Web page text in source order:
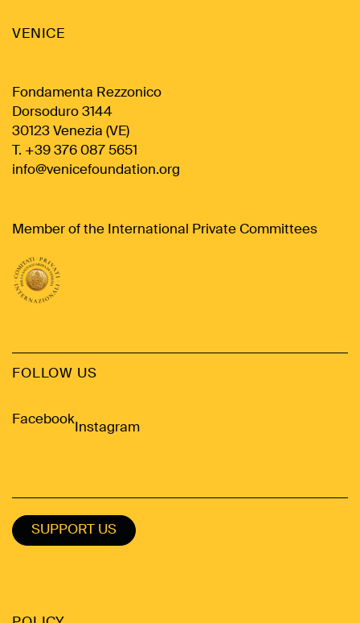
VENICE
Fondamenta Rezzonico
Dorsoduro 3144
30123 Venezia (VE)
T. +39 376 087 5651
info@venicefoundation.org
Member of the International Private Committees
FOLLOW US
Facebook
Instagram
SUPPORT US